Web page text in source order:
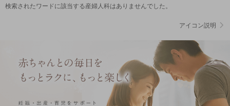
検索されたワードに該当する産婦人科はありませんでした。
アイコン説明